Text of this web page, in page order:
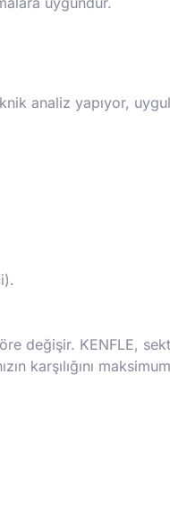
analiz yapıyor,
değişir. KENFLE,
karşılığını